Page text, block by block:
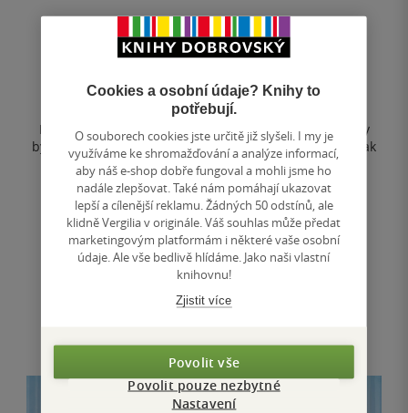
Pauline Maiová
z
5
hvězdiček
E-kniha
Potřebuje láska dovolenou? Podle Mily ano. Celé týdny
byla zamilovaná do Thea a on v ní vzbuzoval naděje. Pak
ale zjistila, že je...
305 Kč
Běžně407 Kč
Koupit
Uložit do seznamu
Cookies a osobní údaje? Knihy to
potřebují.
O souborech cookies jste určitě již slyšeli. I my je
využíváme ke shromažďování a analýze informací,
aby náš e-shop dobře fungoval a mohli jsme ho
nadále zlepšovat. Také nám pomáhají ukazovat
lepší a cílenější reklamu. Žádných 50 odstínů, ale
klidně Vergilia v originále. Váš souhlas může předat
marketingovým platformám i některé vaše osobní
údaje. Ale vše bedlivě hlídáme. Jako naši vlastní
knihovnu!
Zjistit více
Povolit vše
Povolit pouze nezbytné
Nastavení